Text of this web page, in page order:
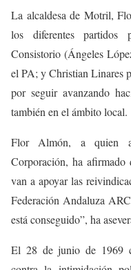
La alcaldesa de Motril,
los diferentes partidos
Consistorio (Ángeles
el PA; y Christian Linares
por seguir avanzando
también en el ámbito local.
Flor Almón, a quien
Corporación, ha
van a apoyar las
Federación Andaluza
está conseguido”, ha
El 28 de junio de 1969